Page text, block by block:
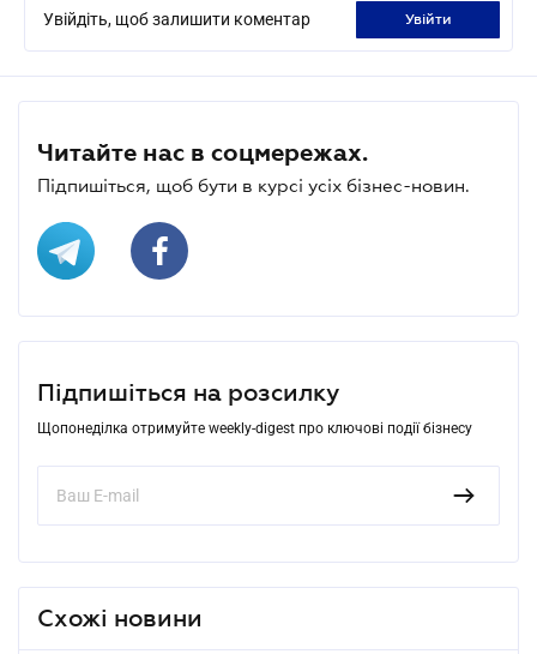
Увійдіть, щоб залишити коментар увійти
Читайте нас в соцмережах.
Підпишіться, щоб бути в курсі усіх бізнес-новин.
Підпишіться на розсилку
Щопонеділка отримуйте weekly-digest про ключові події бізнесу
Схожі новини